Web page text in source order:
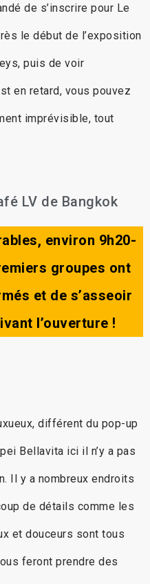
de s’inscrire pour Le
le début de l’exposition
puis de voir
en retard, vous pouvez
imprévisible, tout
LV de Bangkok
environ 9h20-
groupes ont
et de s’asseoir
l’ouverture !
différent du pop-up
Bellavita ici il n’y a pas
Il y a nombreux endroits
de détails comme les
et douceurs sont tous
feront prendre des